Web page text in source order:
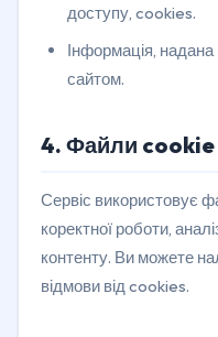
доступу, cookies.
Інформація, надана
сайтом.
4. Файли cookie
Сервіс використовує
коректної роботи,
контенту. Ви можете
відмови від cookies.